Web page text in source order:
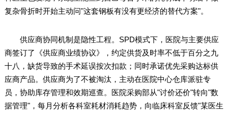
复杂骨折时开始主动问"这套钢板有没有更经济的替代方案"。
供应商协同机制是隐性工程。SPD模式下，医院与主要供应
商签订了《供应商业绩协议》，约定供货及时率不低于百分之九
十八，缺货导致的手术延误按次扣款；同时承诺优先采购达标供
应商产品。供应商为了不被淘汰，主动在医院中心仓库派驻专
员，协助库存管理和效期巡查。医院采购部从"讨价还价"转向"数
据管理"，每月分析各科室耗材消耗趋势，向临床科室反馈"某医生